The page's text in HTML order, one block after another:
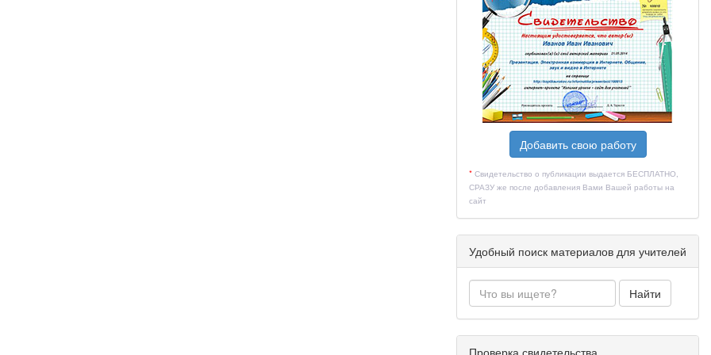
Добавить свою работу
* Свидетельство о публикации выдается БЕСПЛАТНО,
СРАЗУ же после добавления Вами Вашей работы на
сайт
Удобный поиск материалов для учителей
Найти
Проверка свидетельства